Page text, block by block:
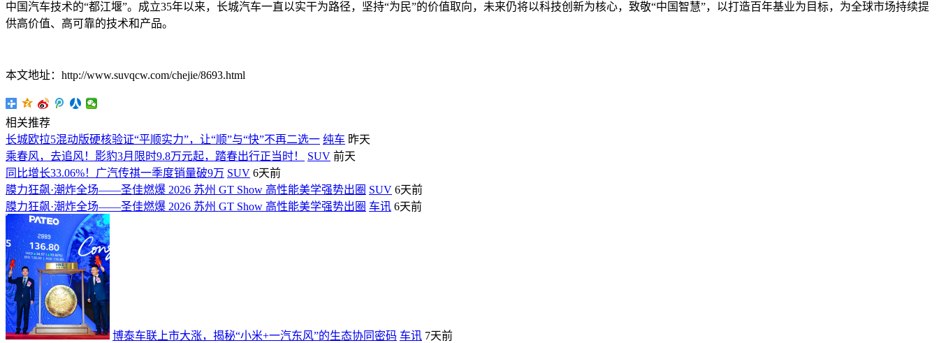
中国汽车技术的“都江堰”。成立35年以来，长城汽车一直以实干为路径，坚持“为民”的价值取向，未来仍将以科技创新为核心，致敬“中国智慧”，以打造百年基业为目标，为全球市场持续提
供高价值、高可靠的技术和产品。
本文地址：http://www.suvqcw.com/chejie/8693.html
相关推荐
长城欧拉5混动版硬核验证“平顺实力”，让“顺”与“快”不再二选一 纯车 昨天
乘春风，去追风！影豹3月限时9.8万元起，踏春出行正当时！
SUV 前天
同比增长33.06%！广汽传祺一季度销量破9万 SUV 6天前
膜力狂飙·潮炸全场——圣佳燃爆 2026 苏州 GT Show 高性能美学强势出圈 SUV 6天前
膜力狂飙·潮炸全场——圣佳燃爆 2026 苏州 GT Show 高性能美学强势出圈 车讯 6天前
博泰车联上市大涨，揭秘“小米+一汽东风”的生态协同密码 车讯 7天前